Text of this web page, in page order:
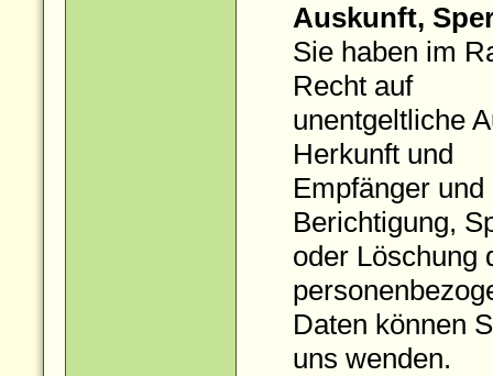
Auskunft,
Sie haben im
Recht auf
unentgeltliche
Herkunft und
Empfänger
Berichtigung,
oder Löschung
Daten können
uns wenden.